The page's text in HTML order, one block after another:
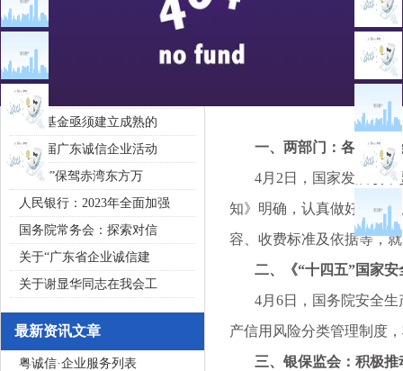
文章点击排行
重大突发公共卫生事件一
2020广东省守合同重信用企
私募基金亟须建立成熟的
第五届广东诚信企业活动
“诚信”保驾赤湾东方万
人民银行：2023年全面加强
国务院常务会：探索对信
关于“广东省企业诚信建
关于谢显华同志在我会工
最新资讯文章
粤诚信·企业服务列表
诚信新闻
一、两部门：各行业协
4月2日，国家发展改革
知》明确，认真做好收费
容、收费标准及依据等，
二、《“十四五”国家安
4月6日，国务院安全生
产信用风险分类管理制度
三、银保监会：积极推